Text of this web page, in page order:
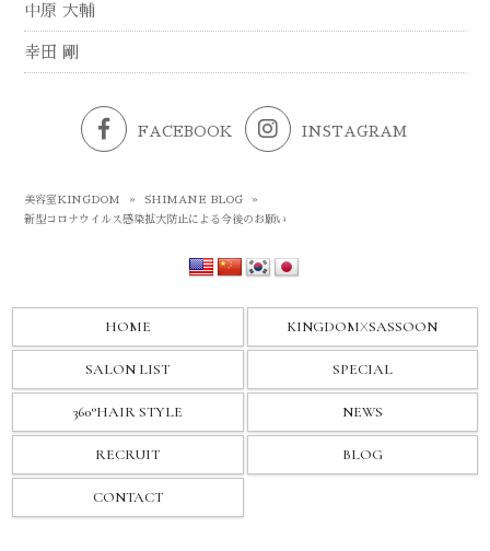
中原 大輔
幸田 剛
FACEBOOK INSTAGRAM
美容室KINGDOM » SHIMANE BLOG
»
新型コロナウイルス感染拡大防止による今後のお願い
HOME KINGDOMXSASSOON
SALON LIST SPECIAL
360°HAIR STYLE NEWS
RECRUIT BLOG
CONTACT